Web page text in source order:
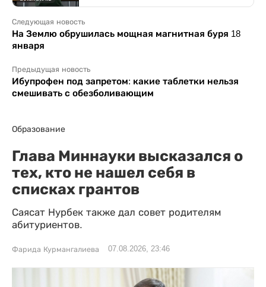
Следующая новость
На Землю обрушилась мощная магнитная буря 18
января
Предыдущая новость
Ибупрофен под запретом: какие таблетки нельзя
смешивать с обезболивающим
Образование
Глава Миннауки высказался о
тех, кто не нашел себя в
списках грантов
Саясат Нурбек также дал совет родителям
абитуриентов.
Фарида Курмангалиева 07.08.2026, 23:46